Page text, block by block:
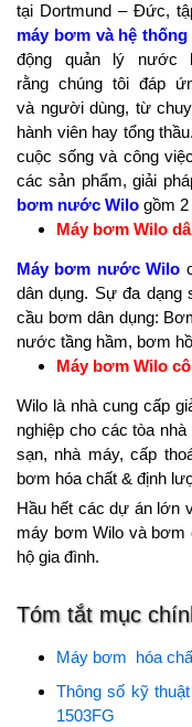
tại Dortmund – Đức,
máy bơm và hệ
động quản lý nước
rằng chúng tôi đáp
và người dùng, từ
hành viên hay tổng
cuộc sống và công
các sản phẩm, giải
bơm nước Wilo gồm
Máy bơm Wilo
Máy bơm nước Wilo
dân dụng. Sự đa dạng
cầu bơm dân dụng:
nước tầng hầm, bơm
Máy bơm Wilo
Wilo là nhà cung cấp
nghiệp cho các tòa
sạn, nhà máy, cấp
bơm hóa chất & định
Hầu hết các dự án lớn
máy bơm Wilo và bơm
hộ gia đình.
Tóm tắt mục
Máy bơm hóa
Thông số kỹ
1503FG